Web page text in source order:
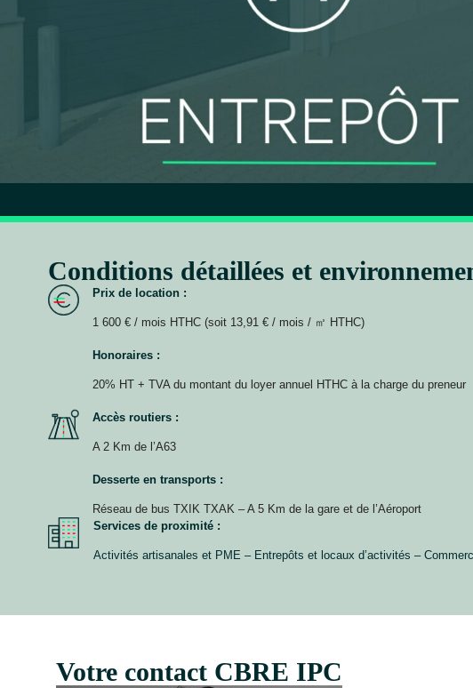
Conditions détaillées et
Prix de location :
1 600 € / mois HTHC (soit 13,91 € / mois / ㎡ HTHC)
Honoraires :
20% HT + TVA du montant du loyer annuel HTHC à la charge du preneur
Accès routiers :
A 2 Km de l’A63
Desserte en transports :
Réseau de bus TXIK TXAK – A 5 Km de la gare et de l’Aéroport
Services de proximité :
Activités artisanales et PME – Entrepôts et locaux d’activités –
Votre contact CBRE IPC